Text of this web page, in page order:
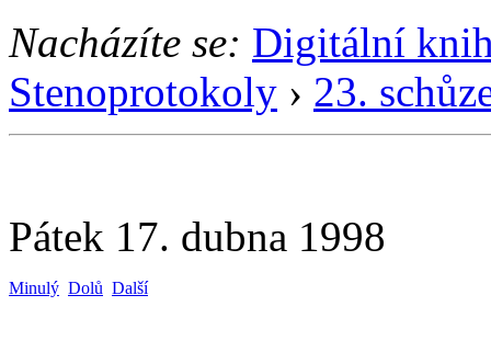
Nacházíte se: Digitální
Stenoprotokoly › 23.
Pátek 17. dubna 1998
Minulý Dolů Další